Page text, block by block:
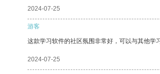
2024-07-25
游客
这款学习软件的社区氛围非常好，可以与其他学
2024-07-25